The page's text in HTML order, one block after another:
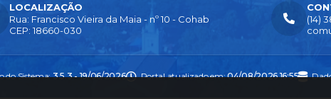
LOCALIZAÇÃO
Rua: Francisco Vieira da Maia - nº 10 - Cohab
CEP: 18660-030
(14)
do Sistema:3.5.3 - 19/06/2026 Portal atualizado em:04/08/2026 16:55